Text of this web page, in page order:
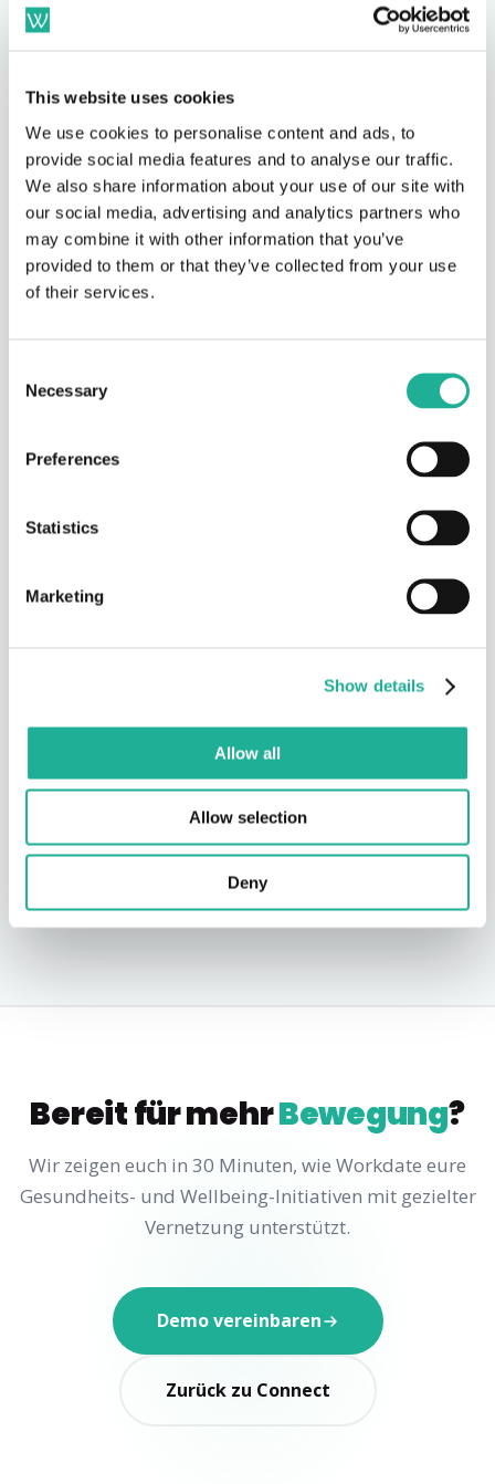
This website uses cookies
We use cookies to personalise content and ads, to
provide social media features and to analyse our traffic.
We also share information about your use of our site with
our social media, advertising and analytics partners who
may combine it with other information that you’ve
provided to them or that they’ve collected from your use
of their services.
Selection
Necessary
Preferences
Statistics
Marketing
Show details
Allow all
Allow selection
Deny
Austausch an der frischen Luft. Niedrigschwellig und für
Gemeinsam joggen in der Mittagspause oder nach
Feierabend – Workdate matcht Kolleg:innen mit
ähnlichem Tempo und Standort.
Sport-Matches
Tischtennis, Badminton, Padel – wer einen Spielpartner
sucht, wird automatisch mit verfügbaren Kolleg:innen
zusammengebracht.
gemeinsame Reflexionsrunden oder virtuelle Check-ins
zum Thema mentale Gesundheit.
REPORTING-DASHBOARD
Teilnehmende
124
Zufriedenheit
4.7/ 5
Vernetzungsgrad Entstandene Verbindungen
540
Beispielhafte Darstellung – Zahlen variieren je nach Unternehmen und
Bereit für mehrBewegung?
Wir zeigen euch in 30 Minuten, wie Workdate eure
Gesundheits- und Wellbeing-Initiativen mit gezielter
Vernetzung unterstützt.
Demo vereinbaren
Zurück zu Connect